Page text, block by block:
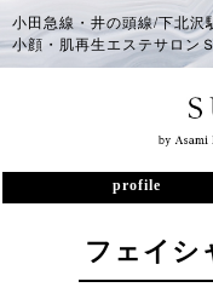
小田急線・井の頭線/下北沢
小顔・肌再生エステサロン
profile
フェイシ